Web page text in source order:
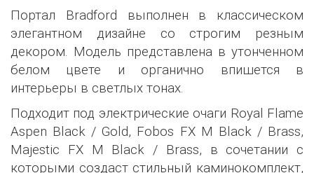
Портал Bradford выполнен в классическом
элегантном дизайне со строгим резным
декором. Модель представлена в утонченном
белом цвете и органично впишется в
интерьеры в светлых тонах.
Подходит под электрические очаги Royal Flame
Aspen Black / Gold, Fobos FX M Black / Brass,
Majestic FX M Black / Brass, в сочетании с
которыми создаст стильный каминокомплект,